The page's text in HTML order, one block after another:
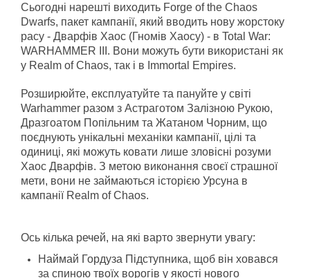
Сьогодні нарешті виходить Forge of the Chaos
Dwarfs, пакет кампанії, який вводить нову жорстоку
расу - Дварфів Хаос (Гномів Хаосу) - в Total War:
WARHAMMER III. Вони можуть бути використані як
у Realm of Chaos, так і в Immortal Empires.
Розширюйте, експлуатуйте та пануйте у світі
Warhammer разом з Астраготом Залізною Рукою,
Дразгоатом Попільним та Жатаном Чорним, що
поєднують унікальні механіки кампанії, цілі та
одиниці, які можуть ковати лише зловісні розуми
Хаос Дварфів. З метою виконання своєї страшної
мети, вони не займаються історією Урсуна в
кампанії Realm of Chaos.
Ось кілька речей, на які варто звернути увагу:
Наймай Гордуза Підступника, щоб він ховався
за спиною твоїх ворогів у якості нового